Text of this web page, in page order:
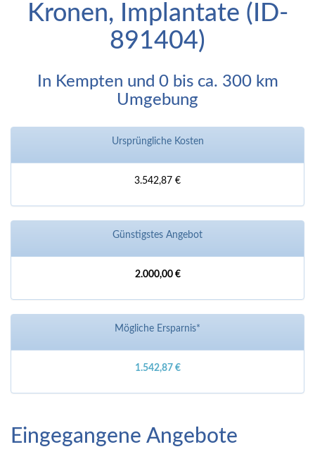
Kronen, Implantate (ID-
891404)
In Kempten und 0 bis ca. 300 km
Umgebung
Ursprüngliche Kosten
3.542,87 €
Günstigstes Angebot
2.000,00 €
Mögliche Ersparnis*
1.542,87 €
Eingegangene Angebote